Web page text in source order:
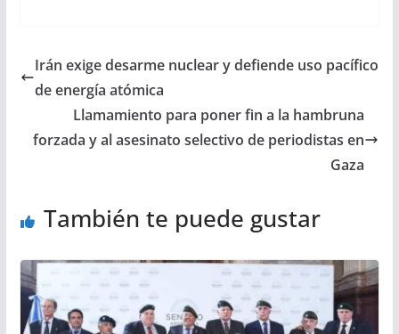
Irán exige desarme nuclear y defiende uso pacífico
de energía atómica
Llamamiento para poner fin a la hambruna
forzada y al asesinato selectivo de periodistas en
Gaza
También te puede gustar